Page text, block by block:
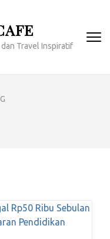
dan Travel Inspiratif